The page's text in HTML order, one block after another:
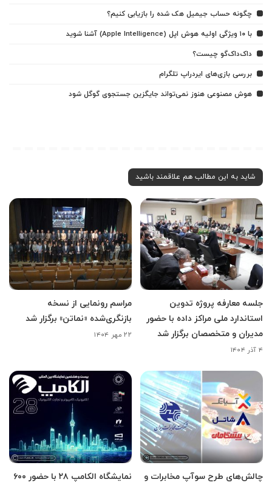
چگونه حساب جیمیل هک شده را بازیابی کنیم؟
با ۱۰ ویژگی اولیه هوش اپل (Apple Intelligence) آشنا شوید
داک‌داک‌گو چیست؟
بررسی بازی‌های ایردراپ تلگرام
هوش مصنوعی هنوز نمی‌تواند جایگزین جستجوی گوگل شود
شاید به این مطالب هم علاقمند باشید
جلسه معارفه پروژه تدوین
استاندارد ملی مراکز داده با حضور
مدیران و متخصصان برگزار شد
۴ آذر ۱۴۰۴
مراسم رونمایی از نسخه
بازنگری‌شده «نماتن» برگزار شد
۲۲ مهر ۱۴۰۴
چالش‌های طرح سوآپ مخابرات و
نمایشگاه الکامپ ۲۸ با حضور ۶۰۰